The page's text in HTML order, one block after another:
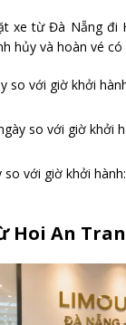
xe từ Đà Nẵng đi
hủy và hoàn vé có
so với giờ khởi
so với giờ khởi
so với giờ khởi
Hoi An